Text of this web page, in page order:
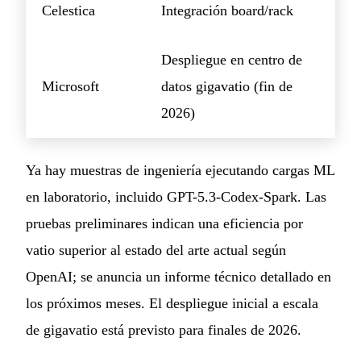
Celestica Integración board/rack
Microsoft
Despliegue en centro de
datos gigavatio (fin de
2026)
Ya hay muestras de ingeniería ejecutando cargas ML
en laboratorio, incluido GPT-5.3-Codex-Spark. Las
pruebas preliminares indican una eficiencia por
vatio superior al estado del arte actual según
OpenAI; se anuncia un informe técnico detallado en
los próximos meses. El despliegue inicial a escala
de gigavatio está previsto para finales de 2026.